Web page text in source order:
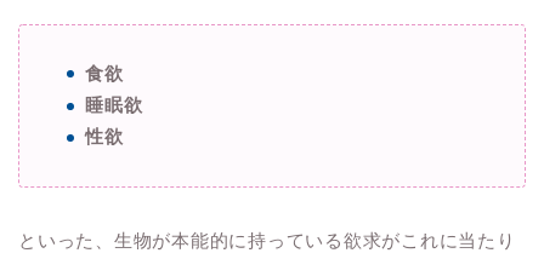
食欲
睡眠欲
性欲
といった、生物が本能的に持っている欲求がこれに当たり